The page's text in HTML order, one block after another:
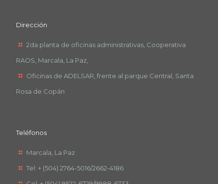
Dirección
2da planta de oficinas administrativas, Cooperativa
RAOS, Marcala, La Paz,
Oficinas de ADELSAR, frente al parque Central, Santa
Rosa de Copán
Teléfonos
Marcala, La Paz
Tel: + (504) 2764-5016/2662-4186